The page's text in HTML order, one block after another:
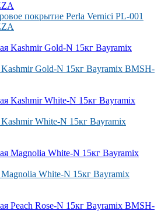
покрытие Perla Vernici PL-001
Gold-N 15кг Bayramix BMSH-
White-N 15кг Bayramix
White-N 15кг Bayramix